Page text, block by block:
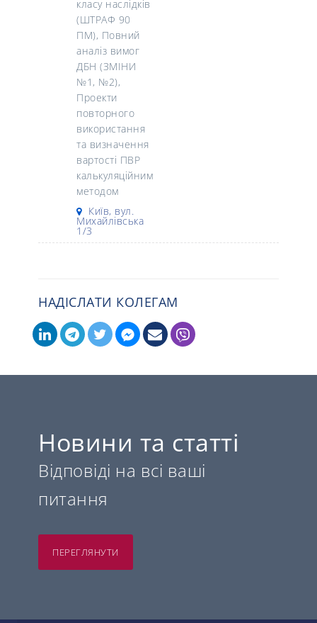
класу наслідків
(ШТРАФ 90
ПМ), Повний
аналіз вимог
ДБН (ЗМІНИ
№1, №2),
Проекти
повторного
використання
та визначення
вартості ПВР
калькуляційним
методом
Київ, вул.
Михайлівська
1/3
НАДІСЛАТИ КОЛЕГАМ
Новини та статті
Відповіді на всі ваші
питання
ПЕРЕГЛЯНУТИ